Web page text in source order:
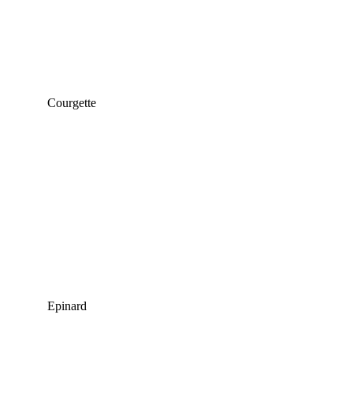
Courgette
Epinard